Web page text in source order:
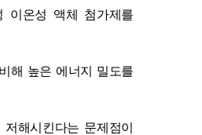
이온성 액체 첨가제를
해 높은 에너지 밀도를
해시킨다는 문제점이